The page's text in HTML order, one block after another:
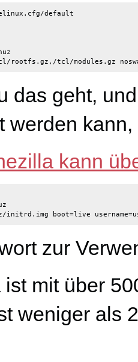
default
das geht,
werden
kann
zur
mit über
weniger als